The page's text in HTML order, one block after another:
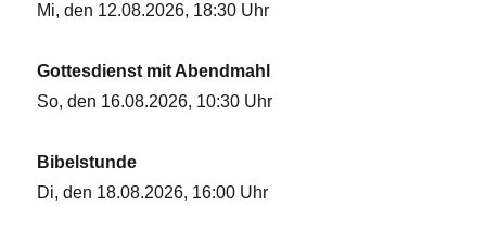
Mi, den 12.08.2026, 18:30 Uhr
Gottesdienst mit Abendmahl
So, den 16.08.2026, 10:30 Uhr
Bibelstunde
Di, den 18.08.2026, 16:00 Uhr